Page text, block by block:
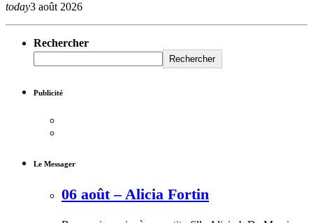
today3 août 2026
Rechercher
Rechercher
Publicité
Le Messager
06 août – Alicia Fortin